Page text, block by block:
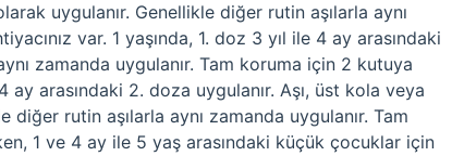
uygulanır. Genellikle diğer rutin aşılarla aynı
var. 1 yaşında, 1. doz 3 yıl ile 4 ay arasındaki
zamanda uygulanır. Tam koruma için 2 kutuya
ay arasındaki 2. doza uygulanır. Aşı, üst kola veya
rutin aşılarla aynı zamanda uygulanır. Tam
1 ve 4 ay ile 5 yaş arasındaki küçük çocuklar için